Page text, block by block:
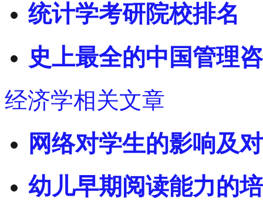
统计学考研院校排名
史上最全的中国管理
经济学相关文章
网络对学生的影响及
幼儿早期阅读能力的